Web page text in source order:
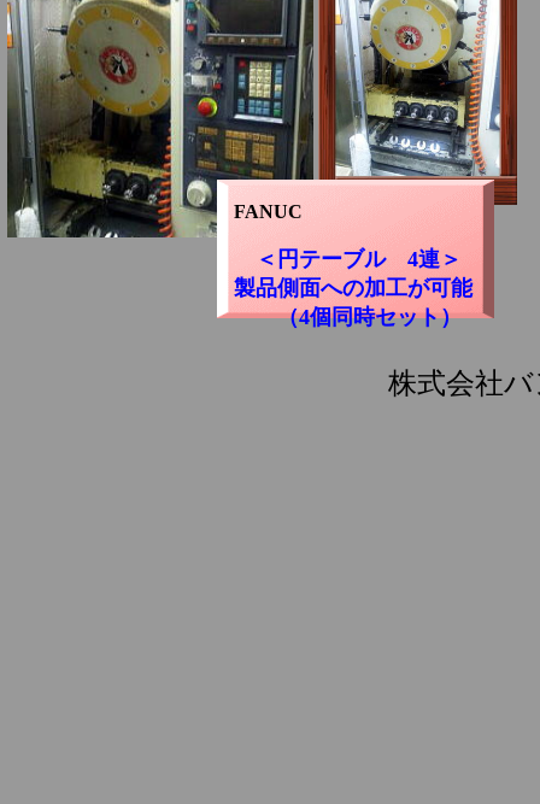
株式会社
FANUC
＜円テーブル 4連＞
製品側面への加工が可能
（4個同時セット）